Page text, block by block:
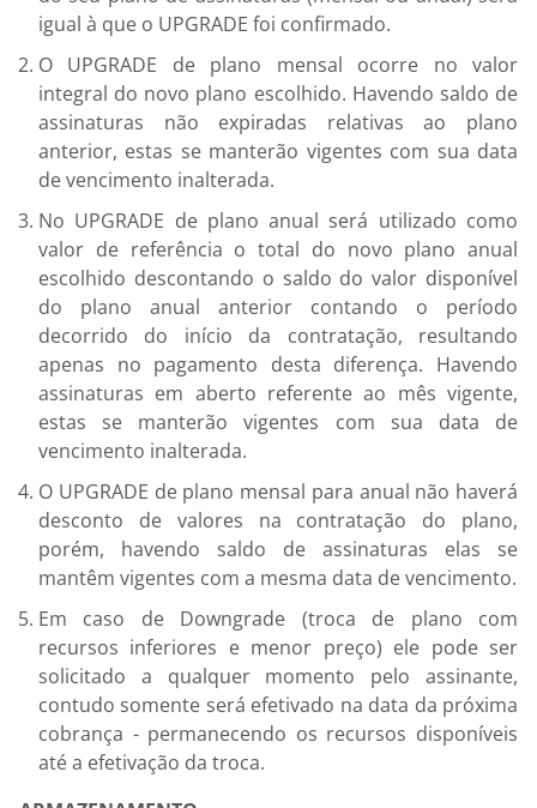
igual à que o UPGRADE foi confirmado.
O UPGRADE de plano mensal ocorre no valor
integral do novo plano escolhido. Havendo saldo de
assinaturas não expiradas relativas ao plano
anterior, estas se manterão vigentes com sua data
de vencimento inalterada.
No UPGRADE de plano anual será utilizado como
valor de referência o total do novo plano anual
escolhido descontando o saldo do valor disponível
do plano anual anterior contando o período
decorrido do início da contratação, resultando
apenas no pagamento desta diferença. Havendo
assinaturas em aberto referente ao mês vigente,
estas se manterão vigentes com sua data de
vencimento inalterada.
O UPGRADE de plano mensal para anual não haverá
desconto de valores na contratação do plano,
porém, havendo saldo de assinaturas elas se
mantêm vigentes com a mesma data de vencimento.
Em caso de Downgrade (troca de plano com
recursos inferiores e menor preço) ele pode ser
solicitado a qualquer momento pelo assinante,
contudo somente será efetivado na data da próxima
cobrança - permanecendo os recursos disponíveis
até a efetivação da troca.